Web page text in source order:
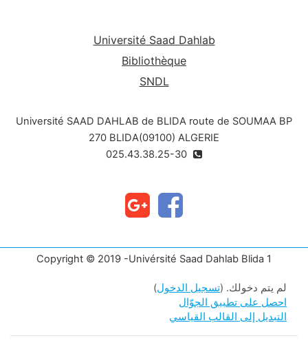
Université Saad Dahlab
Bibliothèque
SNDL
Université SAAD DAHLAB de BLIDA route de SOUMAA BP
270 BLIDA(09100) ALGERIE
Copyright © 2019 -Univérsité Saad Dahlab Blida 1
لم يتم دخولك. (تسجيل الدخول)
احصل على تطبيق الجوّال
التبديل إلى القالب القياسي